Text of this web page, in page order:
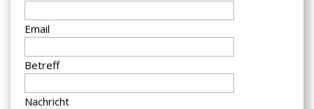
Email
Betreff
Nachricht